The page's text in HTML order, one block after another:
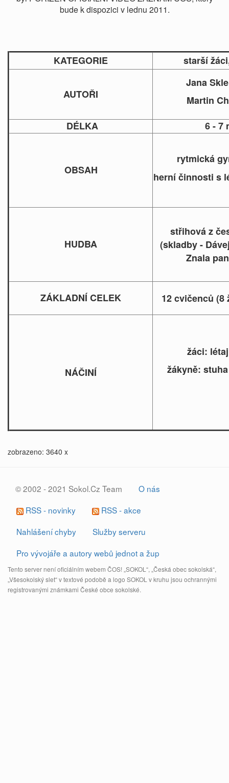
bude k dispozici v lednu 2011.
KATEGORIE starší
AUTOŘI
Jana
Martin
DÉLKA
6 - 7
OBSAH
rytmická
herní činnosti s
HUDBA
střihová z
(skladby -
Znala
ZÁKLADNÍ CELEK 12 cvičenců (8
NÁČINÍ
žáci:
žákyně:
zobrazeno: 3640 x
© 2002 - 2021 Sokol.Cz Team
O nás
RSS - novinky
RSS - akce
Nahlášení chyby
Služby serveru
Pro vývojáře a autory webů jednot a žup
Tento server není oficiálním webem ČOS! „SOKOL“, „Česká obec sokolská“,
„Všesokolský slet“ v textové podobě a logo SOKOL v kruhu jsou ochrannými
registrovanými známkami České obce sokolské.